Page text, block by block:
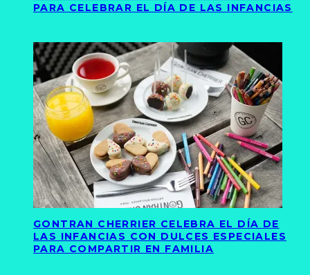
PARA CELEBRAR EL DÍA DE LAS INFANCIAS
GONTRAN CHERRIER CELEBRA EL DÍA DE
LAS INFANCIAS CON DULCES ESPECIALES
PARA COMPARTIR EN FAMILIA